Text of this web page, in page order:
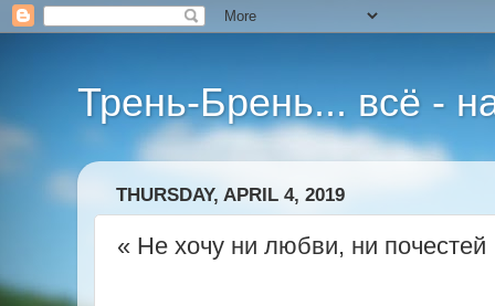
Трень-Брень... всё -
THURSDAY, APRIL 4, 2019
« Не хочу ни любви, ни почестей